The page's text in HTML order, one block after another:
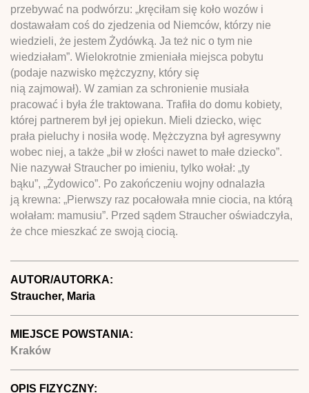
przebywać na podwórzu: „kręciłam się koło wozów i
dostawałam coś do zjedzenia od Niemców, którzy nie
wiedzieli, że jestem Żydówką. Ja też nic o tym nie
wiedziałam”. Wielokrotnie zmieniała miejsca pobytu
(podaje nazwisko mężczyzny, który się
nią zajmował). W zamian za schronienie musiała
pracować i była źle traktowana. Trafiła do domu kobiety,
której partnerem był jej opiekun. Mieli dziecko, więc
prała pieluchy i nosiła wodę. Mężczyzna był agresywny
wobec niej, a także „bił w złości nawet to małe dziecko”.
Nie nazywał Straucher po imieniu, tylko wołał: „ty
bąku”, „Żydowico”. Po zakończeniu wojny odnalazła
ją krewna: „Pierwszy raz pocałowała mnie ciocia, na którą
wołałam: mamusiu”. Przed sądem Straucher oświadczyła,
że chce mieszkać ze swoją ciocią.
AUTOR/AUTORKA:
Straucher, Maria
MIEJSCE POWSTANIA:
Kraków
OPIS FIZYCZNY: